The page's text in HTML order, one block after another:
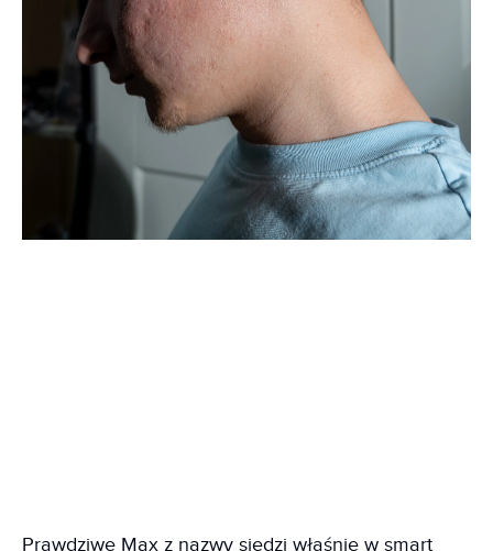
Prawdziwe Max z nazwy siedzi właśnie w smart